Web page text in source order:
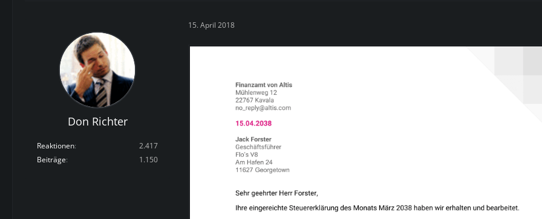
Don Richter
Reaktionen
2.417
Beiträge
1.150
15. April 2018